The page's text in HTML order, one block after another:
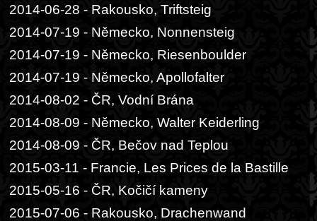
2014-06-28 - Rakousko, Triftsteig
2014-07-19 - Německo, Nonnensteig
2014-07-19 - Německo, Riesenboulder
2014-07-19 - Německo, Apollofalter
2014-08-02 - ČR, Vodní Brána
2014-08-09 - Německo, Walter Keiderling
2014-08-09 - ČR, Bečov nad Teplou
2015-03-11 - Francie, Les Prices de la Bastille
2015-05-16 - ČR, Kočičí kameny
2015-07-06 - Rakousko, Drachenwand